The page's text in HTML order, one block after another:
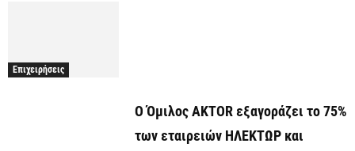
Επιχειρήσεις
Ο Όμιλος AKTOR εξαγοράζει το 75%
των εταιρειών ΗΛΕΚΤΩΡ και